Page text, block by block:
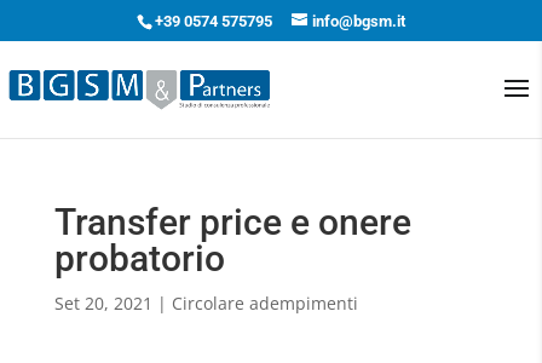
+39 0574 575795 info@bgsm.it
Transfer price e onere
probatorio
Set 20, 2021 | Circolare adempimenti